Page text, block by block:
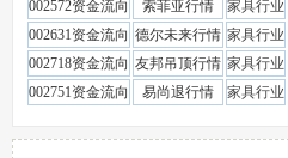
002572资金流向
索菲亚行情 家具行业
002631资金流向 德尔未来行情 家具行业
002718资金流向 友邦吊顶行情 家具行业
002751资金流向
易尚退行情 家具行业